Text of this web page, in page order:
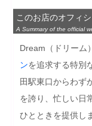
このお店のオフィ
A Summary of the official
Dream（ドリーム
ンを追求する特別
田駅東口からわず
を誇り、忙しい日
ひとときを提供し